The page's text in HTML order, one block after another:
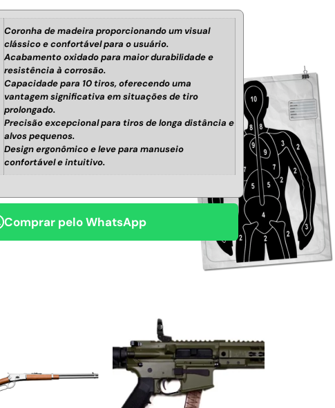
Coronha de madeira proporcionando um visual
clássico e confortável para o usuário.
Acabamento oxidado para maior durabilidade e
resistência à corrosão.
Capacidade para 10 tiros, oferecendo uma
vantagem significativa em situações de tiro
prolongado.
Precisão excepcional para tiros de longa distância e
alvos pequenos.
Design ergonômico e leve para manuseio
confortável e intuitivo.
Comprar pelo WhatsApp